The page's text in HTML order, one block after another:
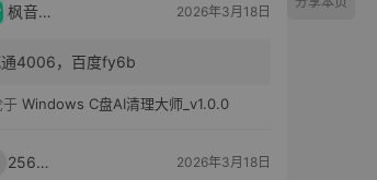
枫音应用 2026年3月18日
通4006，百度fy6b
Windows C盘AI清理大师_v1.0.0
25651 2026年3月18日